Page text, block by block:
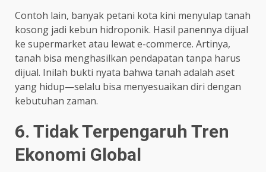
Contoh lain, banyak petani kota kini menyulap tanah
kosong jadi kebun hidroponik. Hasil panennya dijual
ke supermarket atau lewat e-commerce. Artinya,
tanah bisa menghasilkan pendapatan tanpa harus
dijual. Inilah bukti nyata bahwa tanah adalah aset
yang hidup—selalu bisa menyesuaikan diri dengan
kebutuhan zaman.
6. Tidak Terpengaruh Tren
Ekonomi Global